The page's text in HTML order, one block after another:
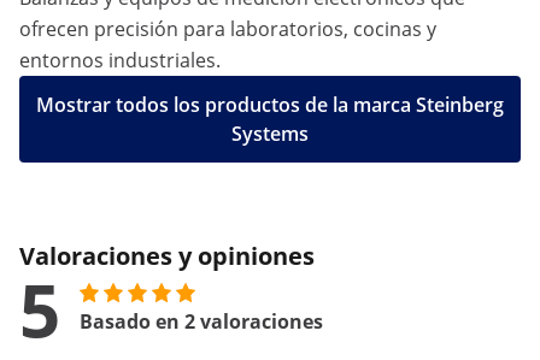
ofrecen precisión para laboratorios, cocinas y
entornos industriales.
Mostrar todos los productos de la marca Steinberg
Systems
Valoraciones y opiniones
5 Basado en 2 valoraciones